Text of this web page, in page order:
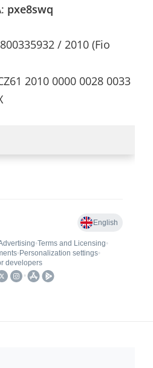
pxe8swq
/ 2010 (Fio
2010 0000 0028 0033